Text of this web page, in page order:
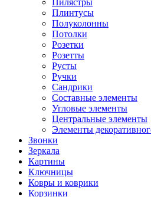
Пилястры
Плинтусы
Полуколонны
Потолки
Розетки
Розетты
Русты
Ручки
Сандрики
Составные элементы
Угловые элементы
Центральные элементы
Элементы
Звонки
Зеркала
Картины
Ключницы
Ковры и коврики
Корзинки